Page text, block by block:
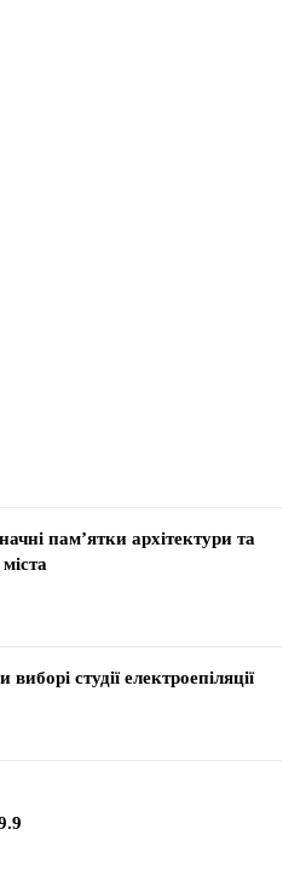
пам’ятки архітектури та
студії електроепіляції